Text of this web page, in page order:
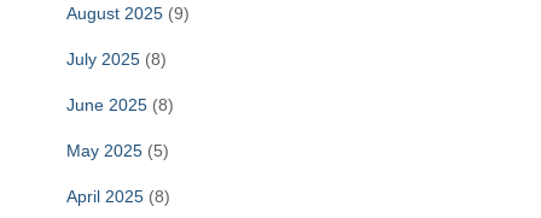
August 2025 (9)
July 2025 (8)
June 2025 (8)
May 2025 (5)
April 2025 (8)